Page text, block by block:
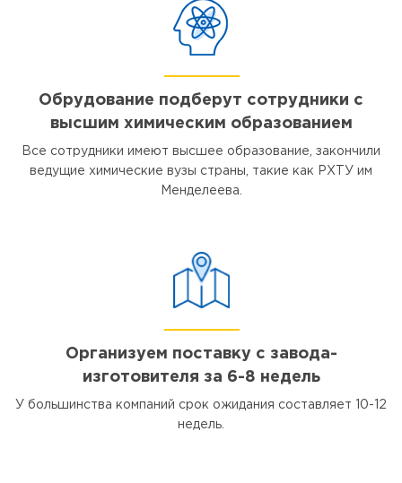
Обрудование подберут сотрудники с
высшим химическим образованием
Все сотрудники имеют высшее образование, закончили
ведущие химические вузы страны, такие как РХТУ им
Менделеева.
Организуем поставку с завода-
изготовителя за 6-8 недель
У большинства компаний срок ожидания составляет 10-12
недель.